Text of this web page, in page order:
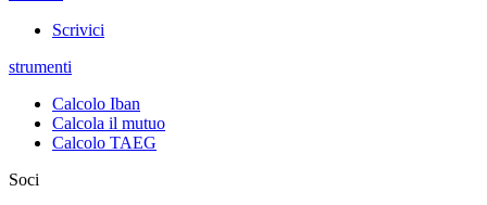
Scrivici
strumenti
Calcolo Iban
Calcola il mutuo
Calcolo TAEG
Soci